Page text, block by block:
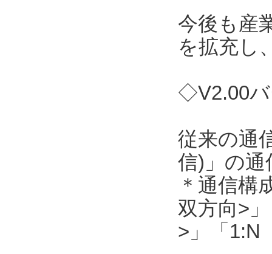
今後も産
を拡充し
◇V2.00バ
従来の通
信)」の通
＊通信構
双方向>
>」「1:N